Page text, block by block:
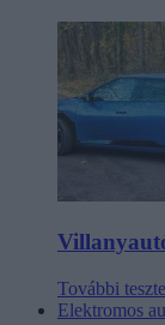
További
Elektromos